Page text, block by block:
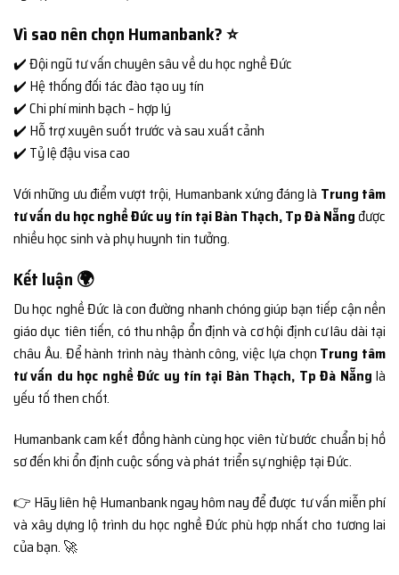
Vì sao nên chọn Humanbank? ⭐
✔️ Đội ngũ tư vấn chuyên sâu về du học nghề Đức
✔️ Hệ thống đối tác đào tạo uy tín
✔️ Chi phí minh bạch – hợp lý
✔️ Hỗ trợ xuyên suốt trước và sau xuất cảnh
✔️ Tỷ lệ đậu visa cao
Với những ưu điểm vượt trội, Humanbank xứng đáng là Trung tâm
tư vấn du học nghề Đức uy tín tại Bàn Thạch, Tp Đà Nẵngđược
nhiều học sinh và phụ huynh tin tưởng.
Kết luận 🌍
Du học nghề Đức là con đường nhanh chóng giúp bạn tiếp cận nền
giáo dục tiên tiến, có thu nhập ổn định và cơ hội định cư lâu dài tại
châu Âu. Để hành trình này thành công, việc lựa chọn Trung tâm
tư vấn du học nghề Đức uy tín tại Bàn Thạch, Tp Đà Nẵng là
yếu tố then chốt.
Humanbank cam kết đồng hành cùng học viên từ bước chuẩn bị hồ
sơ đến khi ổn định cuộc sống và phát triển sự nghiệp tại Đức.
👉 Hãy liên hệ Humanbank ngay hôm nay để được tư vấn miễn phí
và xây dựng lộ trình du học nghề Đức phù hợp nhất cho tương lai
của bạn. 🚀